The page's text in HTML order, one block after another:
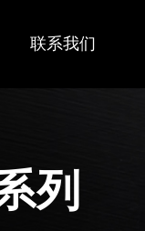
联系我们
列